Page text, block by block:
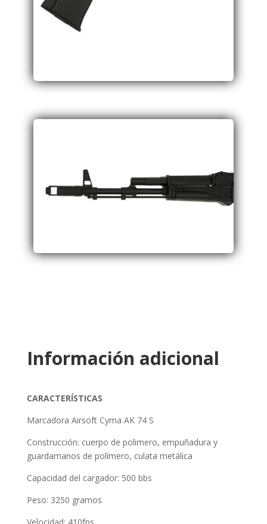
Información adicional
CARACTERÍSTICAS
Marcadora Airsoft Cyma AK 74 S
Construcción: cuerpo de polimero, empuñadura y
guardamanos de polímero, culata metálica
Capacidad del cargador: 500 bbs
Peso: 3250 gramos